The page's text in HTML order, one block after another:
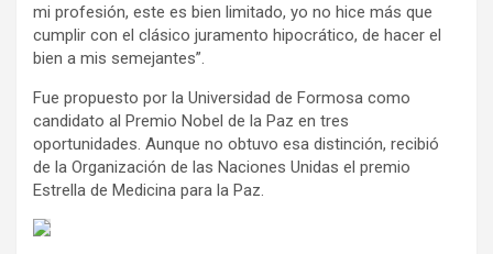
mi profesión, este es bien limitado, yo no hice más que
cumplir con el clásico juramento hipocrático, de hacer el
bien a mis semejantes”.
Fue propuesto por la Universidad de Formosa como
candidato al Premio Nobel de la Paz en tres
oportunidades. Aunque no obtuvo esa distinción, recibió
de la Organización de las Naciones Unidas el premio
Estrella de Medicina para la Paz.